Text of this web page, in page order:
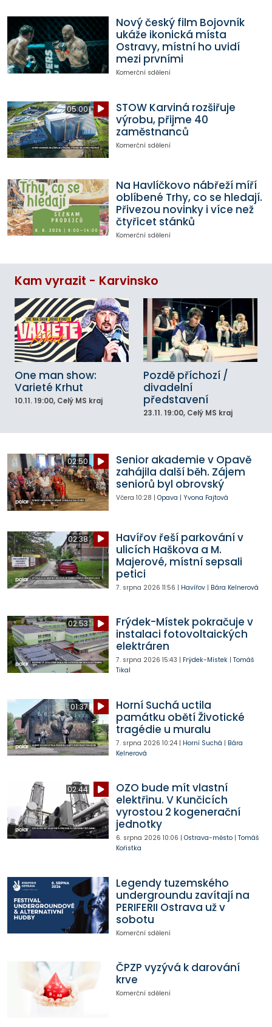
Nový český film Bojovník
ukáže ikonická místa
Ostravy, místní ho uvidí
mezi prvními
Komerční sdělení
05:00
STOW Karviná rozšiřuje
výrobu, přijme 40
zaměstnanců
Komerční sdělení
Na Havlíčkovo nábřeží míří
oblíbené Trhy, co se hledají.
Přivezou novinky i více než
čtyřicet stánků
Komerční sdělení
Kam vyrazit - Karvinsko
One man show:
Varieté Krhut
10.11. 19:00, Celý MS kraj
Pozdě příchozí /
divadelní
představení
23.11. 19:00, Celý MS kraj
02:50
Senior akademie v Opavě
zahájila další běh. Zájem
seniorů byl obrovský
Včera 10:28 | Opava | Yvona Fajtová
02:38
Havířov řeší parkování v
ulicích Haškova a M.
Majerové, místní sepsali
petici
7. srpna 2026 11:56 | Havířov| Bára Kelnerová
02:53
Frýdek-Místek pokračuje v
instalaci fotovoltaických
elektráren
7. srpna 2026 15:43 | Frýdek-Místek| Tomáš
Tikal
01:37
Horní Suchá uctila
památku obětí Životické
tragédie u muralu
7. srpna 2026 10:24| Horní Suchá | Bára
Kelnerová
02:44
OZO bude mít vlastní
elektřinu. V Kunčicích
vyrostou 2 kogenerační
jednotky
6. srpna 2026 10:06 | Ostrava-město| Tomáš
Kořistka
Legendy tuzemského
undergroundu zavítají na
PERIFERII Ostrava už v
sobotu
Komerční sdělení
ČPZP vyzývá k darování
krve
Komerční sdělení